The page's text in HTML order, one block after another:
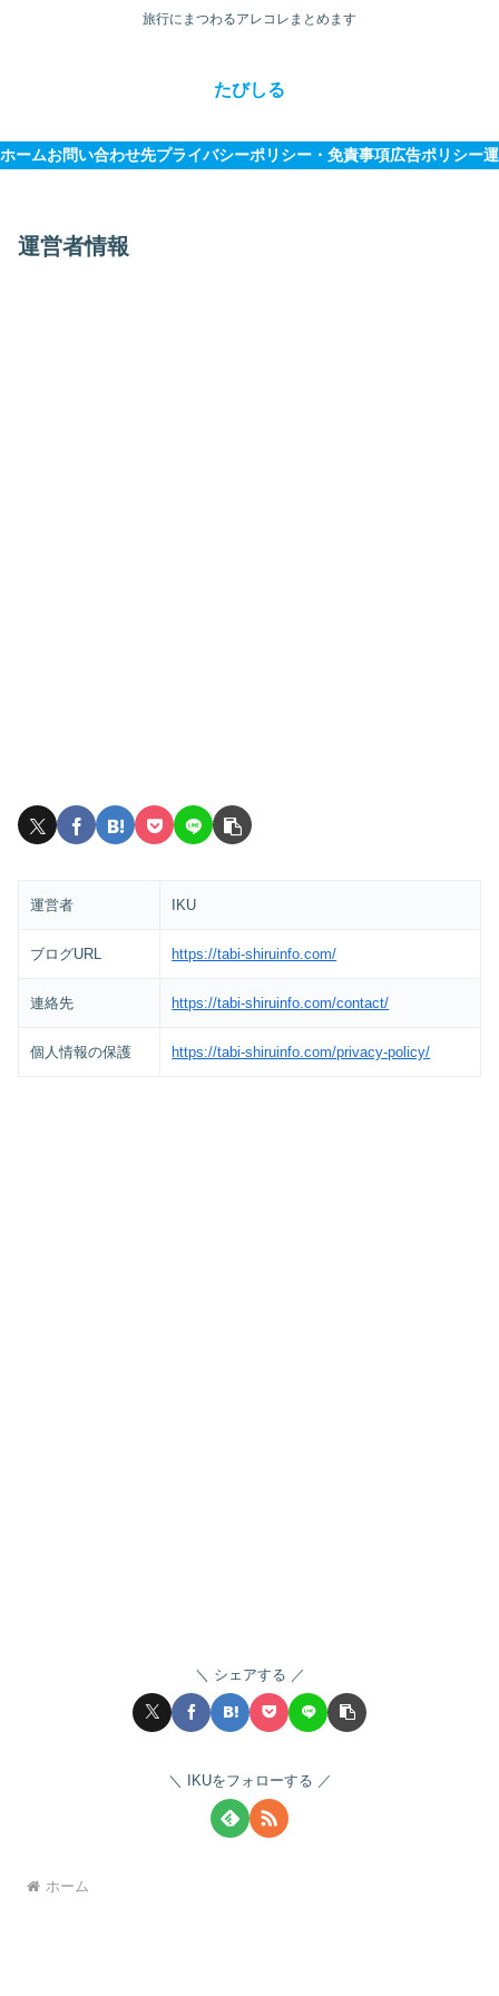
旅行にまつわるアレコレまとめます
たびしる
ホームお問い合わせ先プライバシーポリシー・免責事項広告ポリシー
運営者情報
運営者 IKU
ブログURL https://tabi-shiruinfo.com/
連絡先 https://tabi-shiruinfo.com/contact/
個人情報の保護 https://tabi-shiruinfo.com/privacy-policy/
シェアする
IKUをフォローする
ホーム